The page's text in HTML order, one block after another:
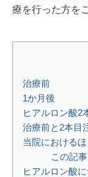
療を行った方を
治療前
1か月後
ヒアルロン酸
治療前と2本目
当院における
この記
ヒアルロン酸